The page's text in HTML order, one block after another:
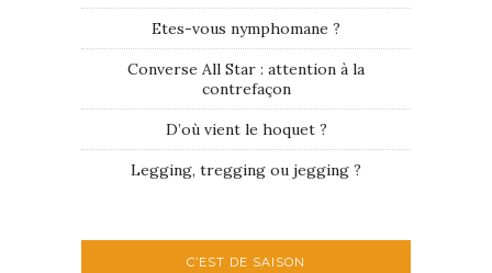
Etes-vous nymphomane ?
Converse All Star : attention à la
contrefaçon
D’où vient le hoquet ?
Legging, tregging ou jegging ?
C’EST DE SAISON